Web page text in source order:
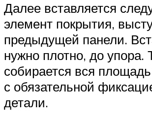
Далее вставляется
элемент покрытия,
предыдущей панели.
нужно плотно, до упора.
собирается вся
с обязательной
детали.